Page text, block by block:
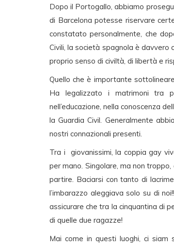
Dopo il Portogallo, abbiamo
di Barcelona potesse riservare
constatato personalmente, che
Civili, la società spagnola è davvero
proprio senso di civiltà, di libertà e
Quello che è importante
Ha legalizzato i matrimoni tra
nell’educazione, nella conoscenza
la Guardia Civil. Generalmente
nostri connazionali presenti.
Tra i giovanissimi, la coppia gay
per mano. Singolare, ma non
partire. Baciarsi con tanto di
l’imbarazzo aleggiava solo su di
assicurare che tra la cinquantina di
di quelle due ragazze!
Mai come in questi luoghi, ci